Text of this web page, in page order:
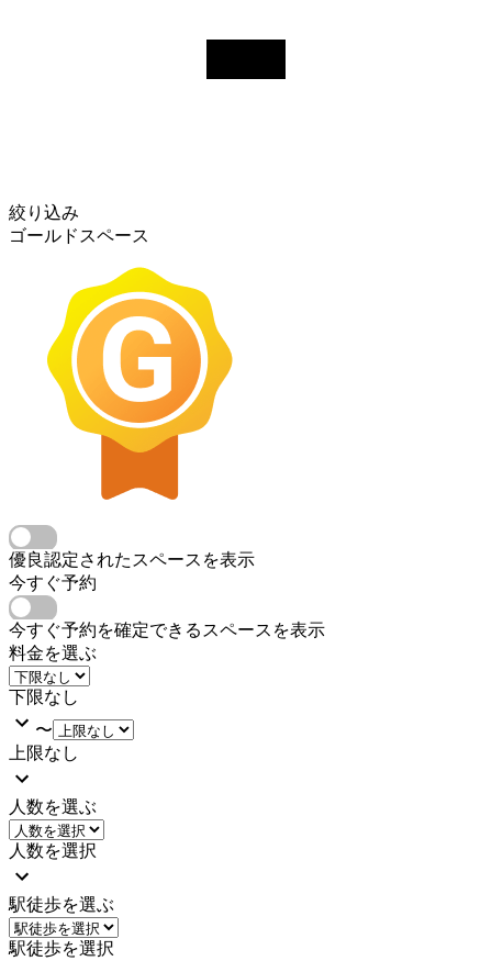
絞り込み
ゴールドスペース
優良認定されたスペースを表示
今すぐ予約
今すぐ予約を確定できるスペースを表示
料金を選ぶ
下限なし
〜
上限なし
人数を選ぶ
人数を選択
駅徒歩を選ぶ
駅徒歩を選択